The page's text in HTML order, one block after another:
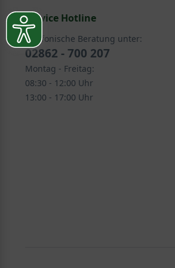
Rosen > Beetrosen
Service Hotline
Telefonische Beratung unter:
02862 - 700 207
Montag - Freitag:
08:30 - 12:00 Uhr
13:00 - 17:00 Uhr